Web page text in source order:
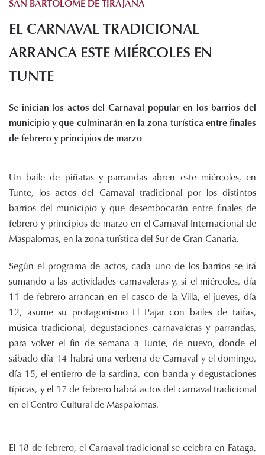
Servicios
Noticias
Documentos
Audiovisuales
Transparencia
Contacto
SAN BARTOLOMÉ DE TIRAJANA
EL CARNAVAL TRADICIONAL
ARRANCA ESTE MIÉRCOLES EN
TUNTE
Se inician los actos del Carnaval popular en los barrios del
municipio y que culminarán en la zona turística entre finales
de febrero y principios de marzo
Un baile de piñatas y parrandas abren este miércoles, en
Tunte, los actos del Carnaval tradicional por los distintos
barrios del municipio y que desembocarán entre finales de
febrero y principios de marzo en el Carnaval Internacional de
Maspalomas, en la zona turística del Sur de Gran Canaria.
Según el programa de actos, cada uno de los barrios se irá
sumando a las actividades carnavaleras y, si el miércoles, día
11 de febrero arrancan en el casco de la Villa, el jueves, día
12, asume su protagonismo El Pajar con bailes de taifas,
música tradicional, degustaciones carnavaleras y parrandas,
para volver el fin de semana a Tunte, de nuevo, donde el
sábado día 14 habrá una verbena de Carnaval y el domingo,
día 15, el entierro de la sardina, con banda y degustaciones
típicas, y el 17 de febrero habrá actos del carnaval tradicional
en el Centro Cultural de Maspalomas.
El 18 de febrero, el Carnaval tradicional se celebra en Fataga,